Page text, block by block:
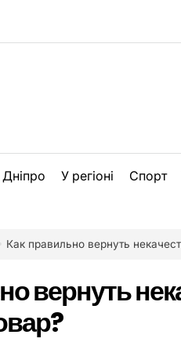
Дніпро У регіоні Спорт
Как правильно вернуть
вернуть